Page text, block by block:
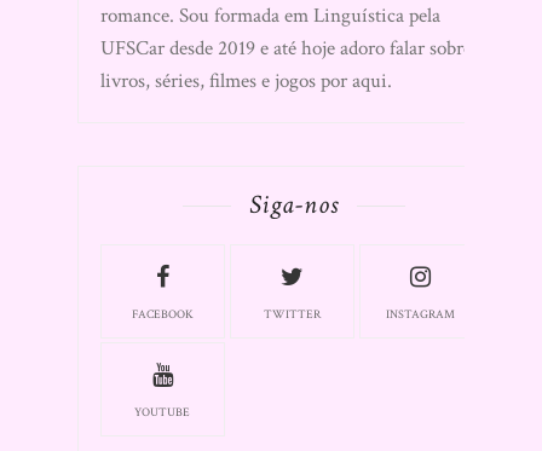
romance. Sou formada em Linguística pela
UFSCar desde 2019 e até hoje adoro falar sobre
livros, séries, filmes e jogos por aqui.
Siga-nos
FACEBOOK TWITTER INSTAGRAM
YOUTUBE